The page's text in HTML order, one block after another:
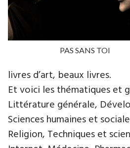
PAS SANS TOI
livres d’art, beaux livres.
Et voici les thématiques et
Littérature générale,
Sciences humaines et
Religion, Techniques et